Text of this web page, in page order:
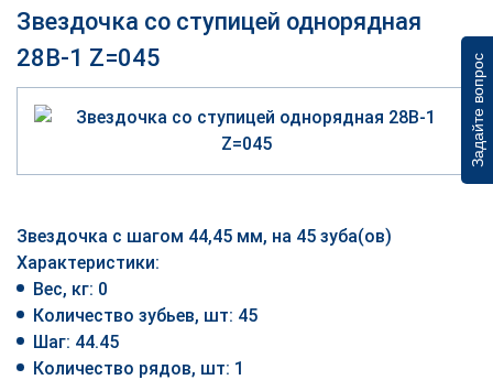
Задайте вопрос
Звездочка со ступицей однорядная
28B-1 Z=045
Звездочка с шагом 44,45 мм, на 45 зуба(ов)
Характеристики:
Вес, кг: 0
Количество зубьев, шт: 45
Шаг: 44.45
Количество рядов, шт: 1